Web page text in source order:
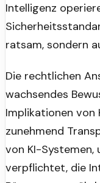
Intelligenz
ratsam, sondern
Die rechtlichen
wachsendes
Implikationen von
zunehmend
von KI-Systemen,
verpflichtet, die